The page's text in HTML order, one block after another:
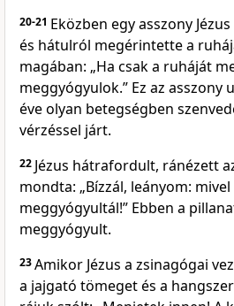
20-21 Eközben egy asszony
és hátulról megérintette a
magában: „Ha csak a ruháját
meggyógyulok.” Ez az asszony
éve olyan betegségben
vérzéssel járt.
22 Jézus hátrafordult, ránézett
mondta: „Bízzál, leányom:
meggyógyultál!” Ebben a
meggyógyult.
23Amikor Jézus a zsinagógai
a jajgató tömeget és a